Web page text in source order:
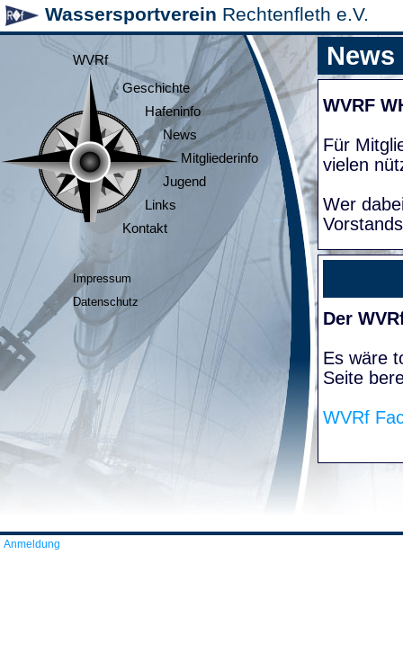
Wassersportverein Rechtenfleth e.V.
WVRf
Geschichte
Hafeninfo
News
Mitgliederinfo
Jugend
Links
Kontakt
Impressum
Datenschutz
News
WVRF
Für
vielen
Wer
Der
Es wäre
Seite
WVRf
Anmeldung